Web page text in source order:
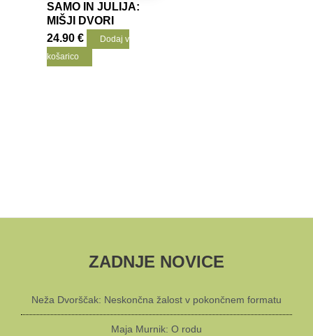
SAMO IN JULIJA:
MIŠJI DVORI
24.90€
Dodaj v
košarico
ZADNJE NOVICE
Neža Dvorščak: Neskončna žalost v pokončnem formatu
Maja Murnik: O rodu